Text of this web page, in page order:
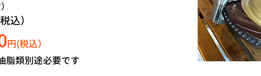
込）
円(税込）
脂類別途必要です